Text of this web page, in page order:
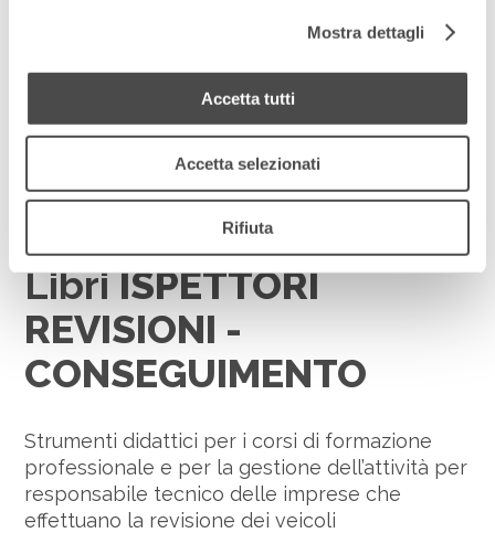
Mostra dettagli
Accetta tutti
Accetta selezionati
Rifiuta
LibriISPETTORI
REVISIONI -
CONSEGUIMENTO
Strumenti didattici per i corsi di formazione
professionale e per la gestione dell’attività per
responsabile tecnico delle imprese che
effettuano la revisione dei veicoli